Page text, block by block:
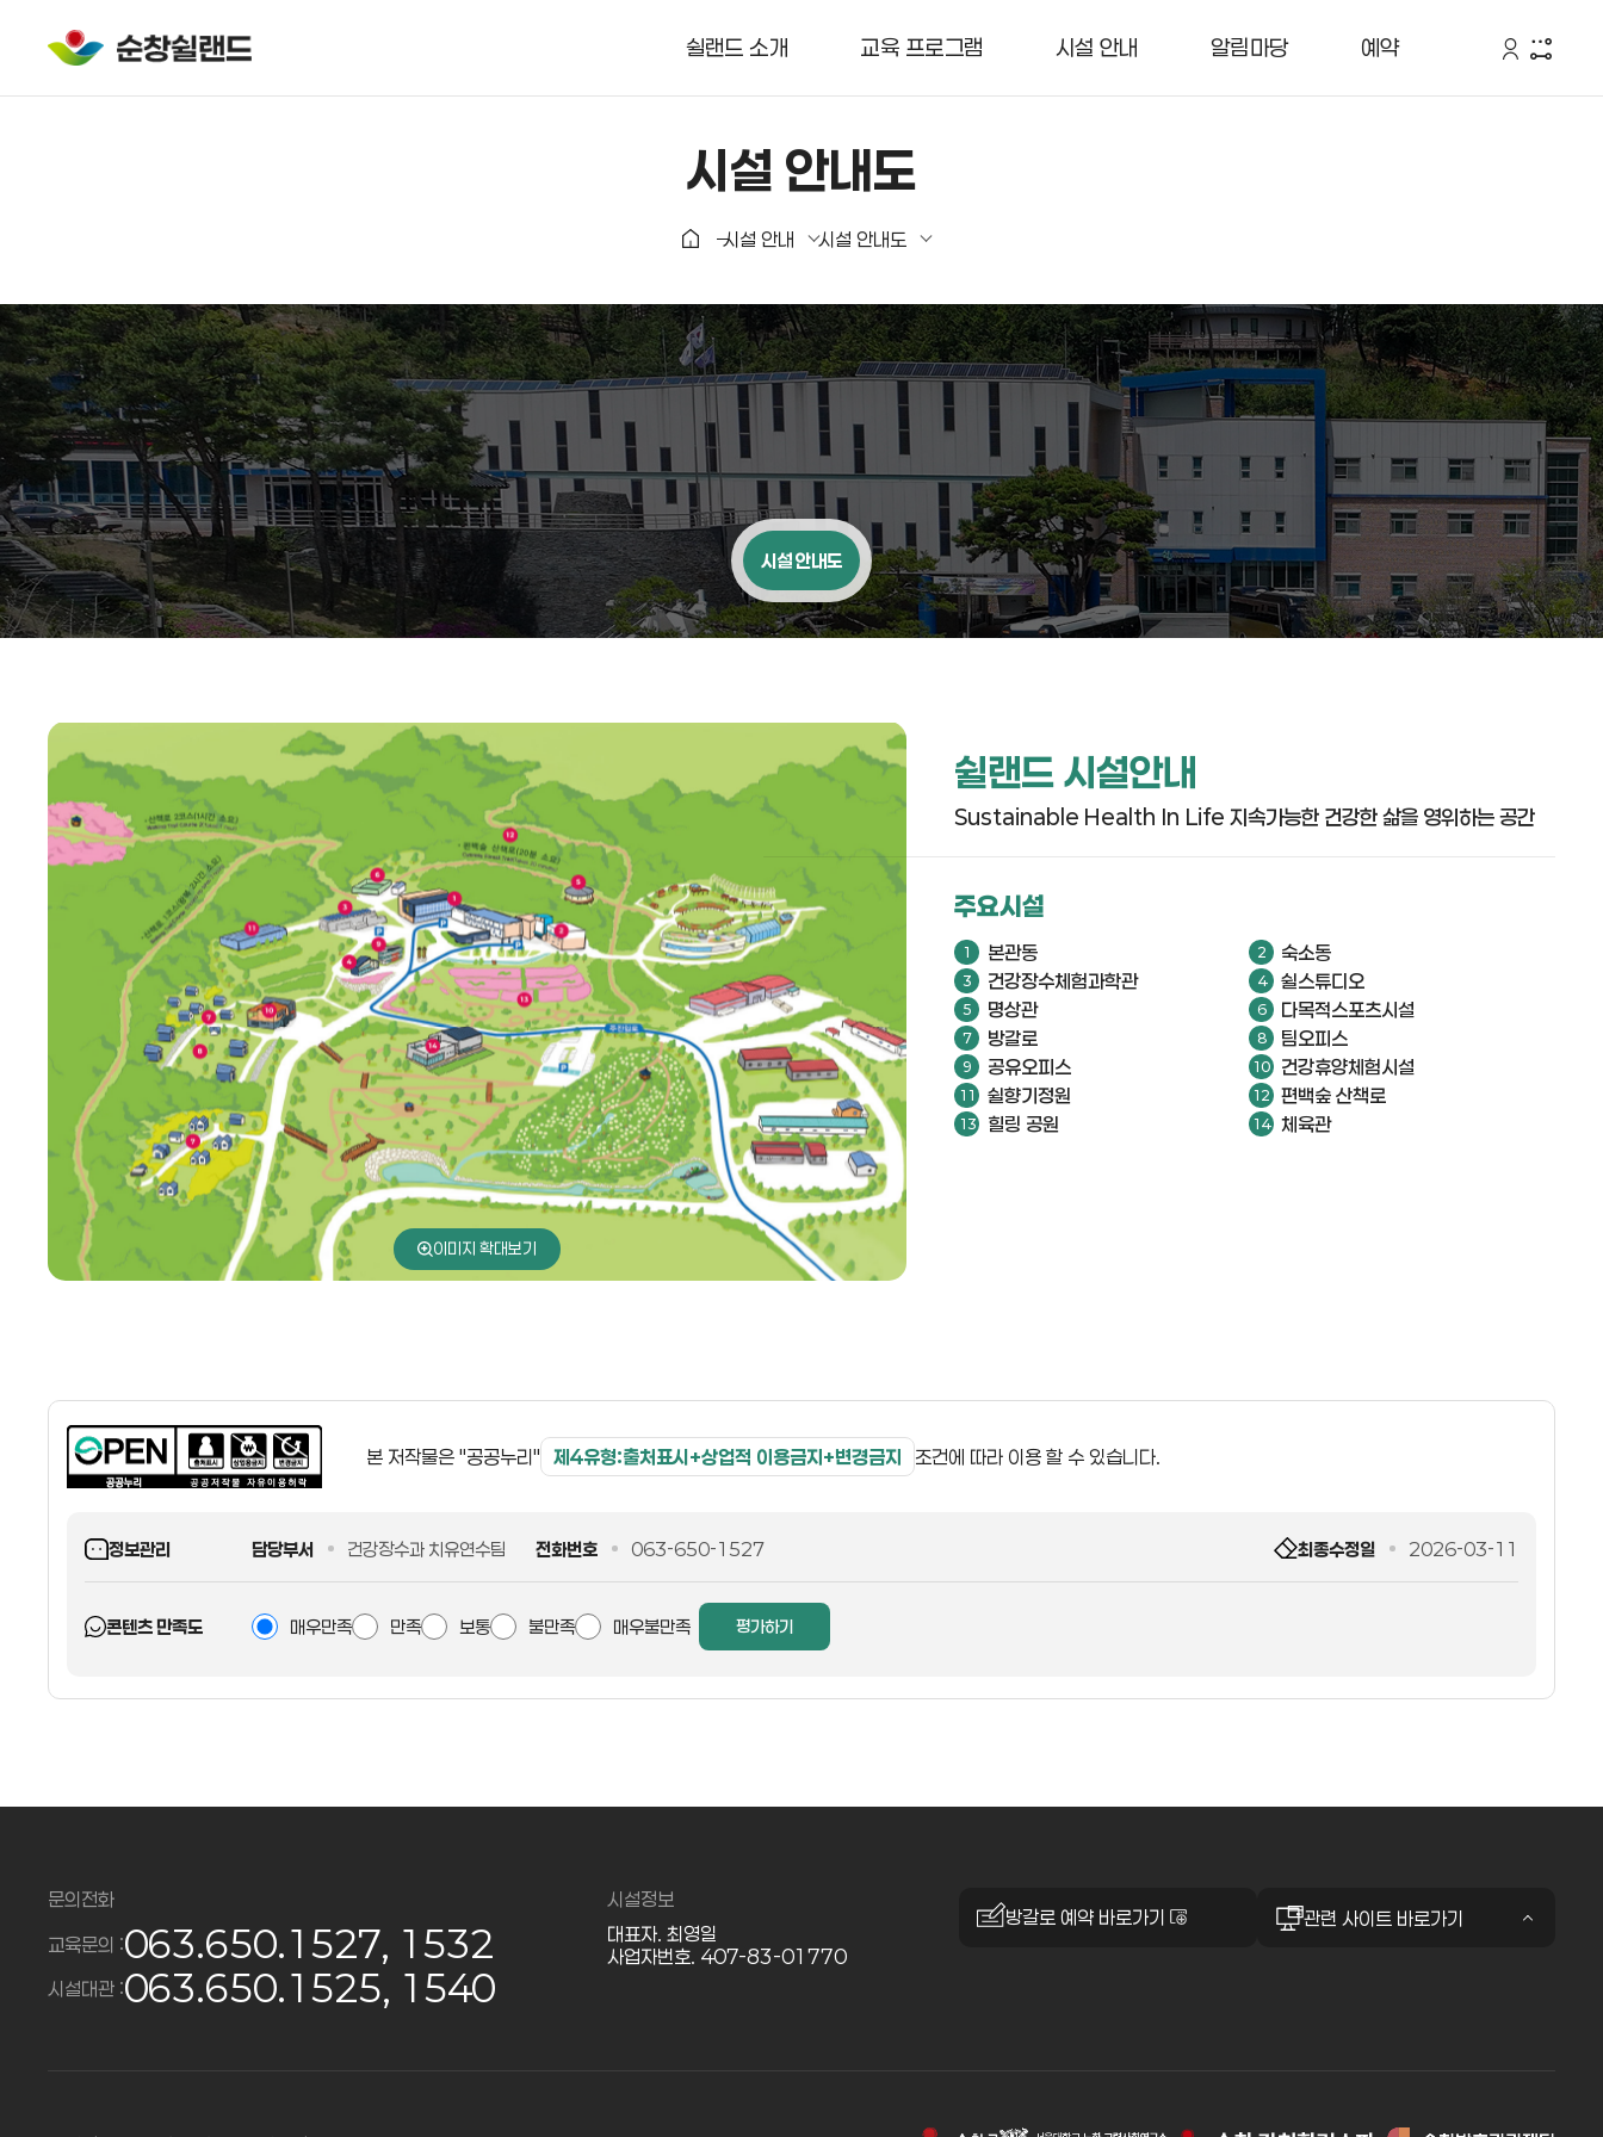
쉴랜드 소개 교육 프로그램 시설 안내 알림마당 예약
시설 안내도
시설 안내 시설 안내도
시설 안내도
이미지 확대보기
쉴랜드 시설안내
Sustainable Health In Life 지속가능한 건강한 삶을 영위하는 공간
주요시설
본관동
숙소동
건강장수체험과학관
쉴스튜디오
명상관
다목적스포츠시설
방갈로
팀오피스
공유오피스
건강휴양체험시설
쉴향기정원
편백숲 산책로
힐링 공원
체육관
본 저작물은 "공공누리" 제4유형:출처표시+상업적 이용금지+변경금지 조건에 따라 이용 할 수 있습니다.
정보관리 담당부서 건강장수과 치유연수팀 전화번호 063-650-1527 최종수정일 2026-03-11
콘텐츠 만족도 매우만족 만족 보통 불만족 매우불만족 평가하기
문의전화
교육문의 :063.650.1527, 1532
시설대관 :063.650.1525, 1540
시설정보
대표자. 최영일
사업자번호. 407-83-01770
방갈로 예약 바로가기 관련 사이트 바로가기